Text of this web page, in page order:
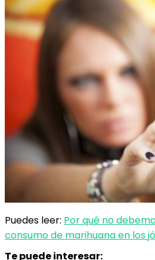
Puedes leer: Por qué no
consumo de marihuana en los
Te puede interesar: